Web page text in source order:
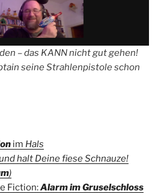
– das KANN nicht gut gehen!
seine Strahlenpistole schon
im Hals
halt Deine fiese Schnauze!
)
Fiction:Alarm im Gruselschloss